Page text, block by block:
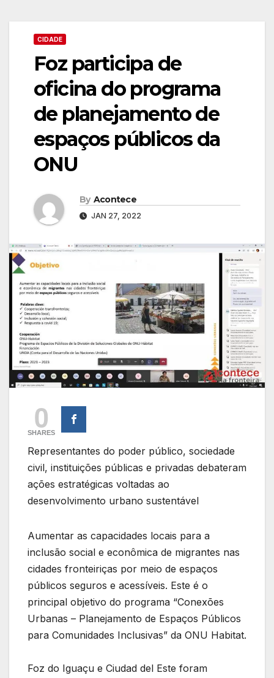
CIDADE
Foz participa de
oficina do programa
de planejamento de
espaços públicos da
ONU
By Acontece
JAN 27, 2022
0
SHARES
Representantes do poder público, sociedade
civil, instituições públicas e privadas debateram
ações estratégicas voltadas ao
desenvolvimento urbano sustentável
Aumentar as capacidades locais para a
inclusão social e econômica de migrantes nas
cidades fronteiriças por meio de espaços
públicos seguros e acessíveis. Este é o
principal objetivo do programa “Conexões
Urbanas – Planejamento de Espaços Públicos
para Comunidades Inclusivas” da ONU Habitat.
Foz do Iguaçu e Ciudad del Este foram